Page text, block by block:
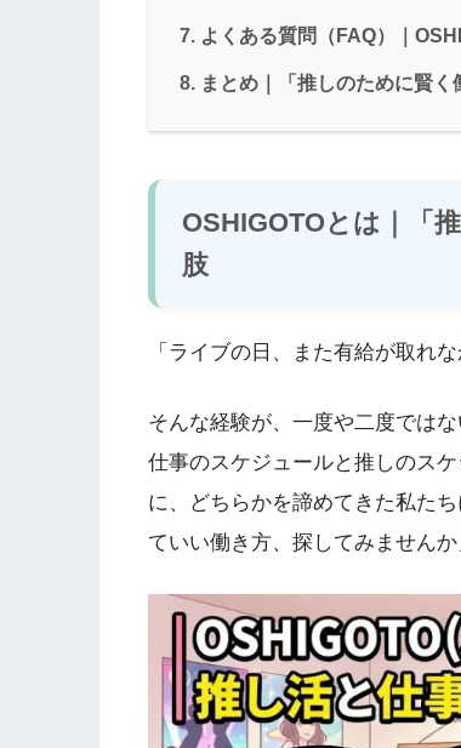
よくある質問（FAQ）｜
まとめ｜「推しのために賢く
OSHIGOTOとは｜「
肢
「ライブの日、また有給が取れ
そんな経験が、一度や二度では
仕事のスケジュールと推しのス
に、どちらかを諦めてきた私た
ていい働き方、探してみませんか